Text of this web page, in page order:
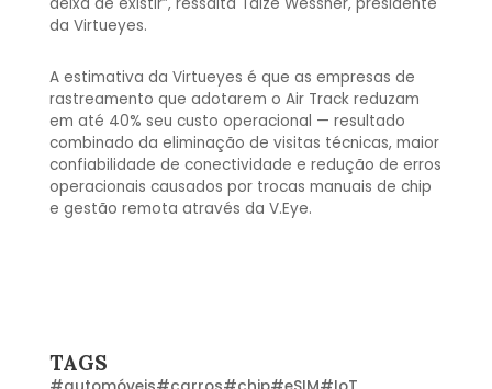
da Virtueyes.
A estimativa da Virtueyes é que as empresas de
rastreamento que adotarem o Air Track reduzam
em até 40% seu custo operacional — resultado
combinado da eliminação de visitas técnicas, maior
confiabilidade de conectividade e redução de erros
operacionais causados por trocas manuais de chip
e gestão remota através da V.Eye.
TAGS